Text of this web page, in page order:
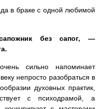
в браке с одной любимой
без сапог, —
сильно напоминает
непросто разобраться в
духовных практик,
с психодрамой, а